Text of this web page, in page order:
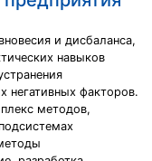
и дисбаланса,
навыков
негативных факторов.
методов,